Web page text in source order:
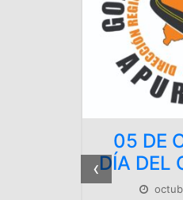
OCTUBRE
CAMINERO
‹